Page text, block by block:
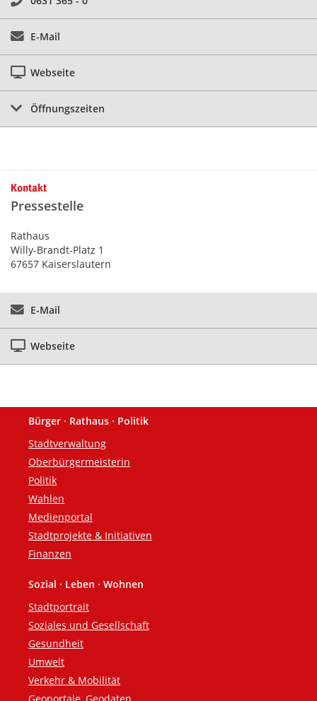
E-Mail
Webseite
Öffnungszeiten
Kontakt
Pressestelle
Rathaus
Willy-Brandt-Platz 1
67657 Kaiserslautern
E-Mail
Webseite
Fußzeile
Bürger · Rathaus · Politik
Stadtverwaltung
Oberbürgermeisterin
Politik
Wahlen
Medienportal
Stadtprojekte & Initiativen
Finanzen
Sozial · Leben · Wohnen
Stadtportrait
Soziales und Gesellschaft
Gesundheit
Umwelt
Verkehr & Mobilität